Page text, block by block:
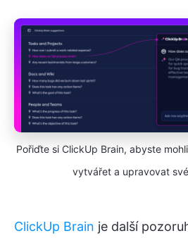
Pořiďte si ClickUp Brain, abyste
vytvářet a upravovat
ClickUp Brain je další